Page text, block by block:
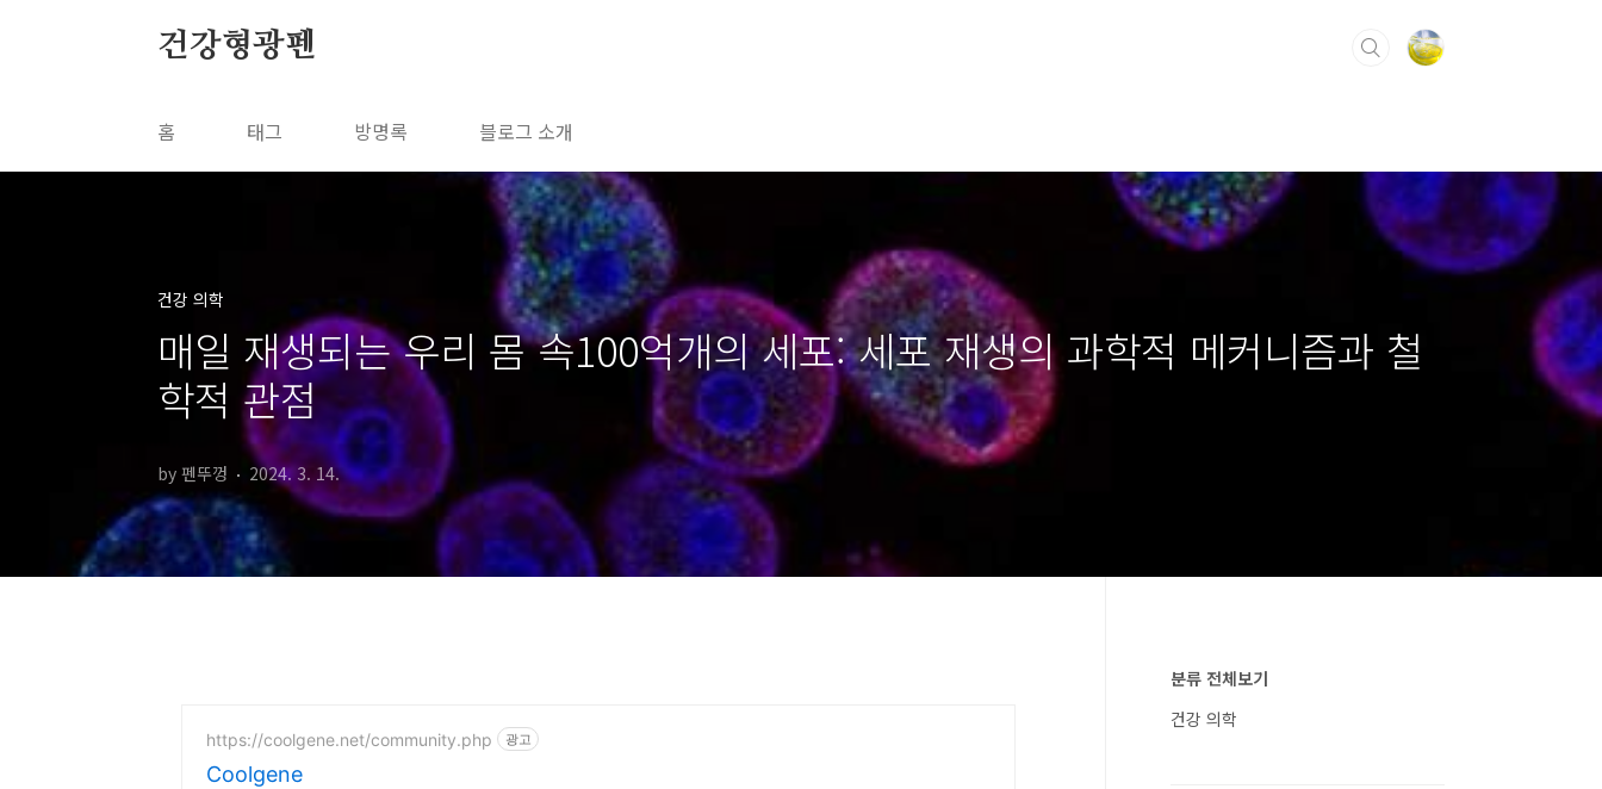
건강형광펜
홈 태그 방명록 블로그 소개
건강 의학
매일 재생되는 우리 몸 속100억개의 세포: 세포 재생의 과학적 메커니즘과 철
학적 관점
by 펜뚜껑 2024. 3. 14.
https://coolgene.net/community.php 광고
Coolgene
분류 전체보기
건강 의학